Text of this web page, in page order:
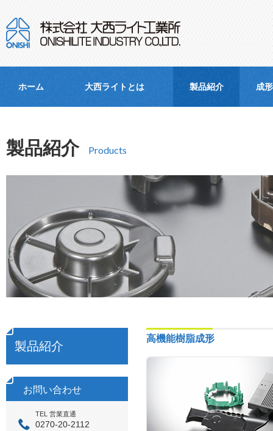
ホーム 大西ライトとは 製品紹介 成
製品紹介 Products
製品紹介
お問い合わせ
TEL 営業直通
0270-20-2112
高機能樹脂成形